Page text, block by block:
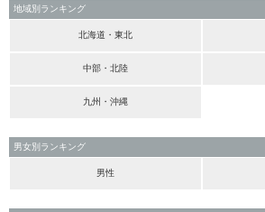
地域別ランキング
北海道・東北
中部・北陸
九州・沖縄
男女別ランキング
男性